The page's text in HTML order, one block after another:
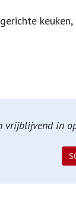
in